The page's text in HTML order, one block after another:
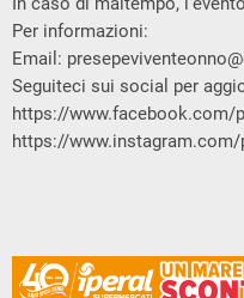
Per informazioni:
Email:
Seguiteci sui social per
https://www.facebook.com/
https://www.instagram.com/